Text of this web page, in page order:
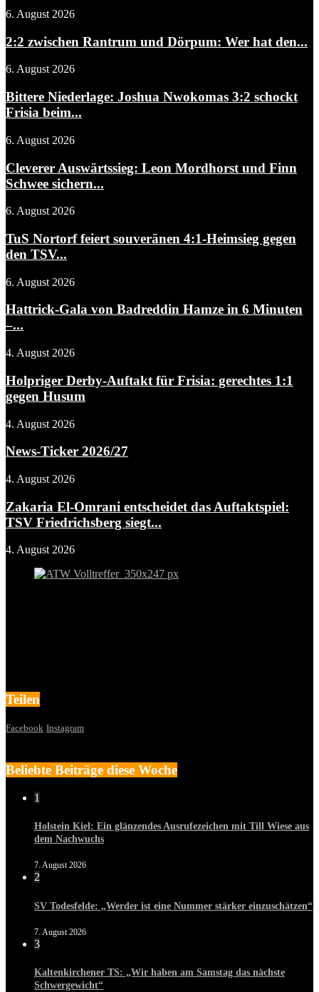
6. August 2026
2:2 zwischen Rantrum und Dörpum: Wer hat den...
6. August 2026
Bittere Niederlage: Joshua Nwokomas 3:2 schockt
Frisia beim...
6. August 2026
Cleverer Auswärtssieg: Leon Mordhorst und Finn
Schwee sichern...
6. August 2026
TuS Nortorf feiert souveränen 4:1-Heimsieg gegen
den TSV...
6. August 2026
Hattrick-Gala von Badreddin Hamze in 6 Minuten
–...
4. August 2026
Holpriger Derby-Auftakt für Frisia: gerechtes 1:1
gegen Husum
4. August 2026
News-Ticker 2026/27
4. August 2026
Zakaria El-Omrani entscheidet das Auftaktspiel:
TSV Friedrichsberg siegt...
4. August 2026
Teilen
Facebook Instagram
Beliebte Beiträge diese Woche
1
Holstein Kiel: Ein glänzendes Ausrufezeichen mit Till Wiese aus
dem Nachwuchs
7. August 2026
2
SV Todesfelde: „Werder ist eine Nummer stärker einzuschätzen“
7. August 2026
3
Kaltenkirchener TS: „Wir haben am Samstag das nächste
Schwergewicht“